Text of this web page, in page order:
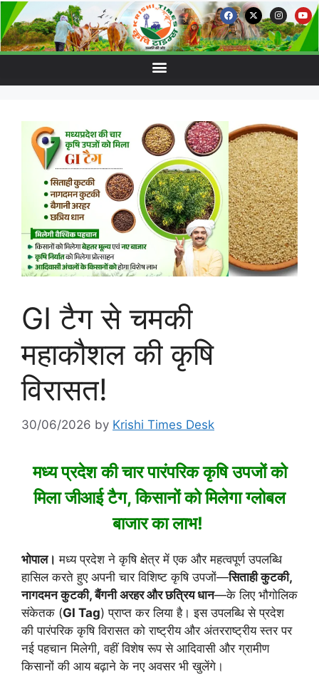
GI टैग से चमकी
महाकौशल की कृषि
विरासत!
30/06/2026 by Krishi Times Desk
मध्य प्रदेश की चार पारंपरिक कृषि उपजों को
मिला जीआई टैग, किसानों को मिलेगाग्लोबल
बाजार का लाभ!
भोपाल। मध्य प्रदेश ने कृषि क्षेत्र में एक और महत्वपूर्ण उपलब्धि
हासिल करते हुए अपनी चार विशिष्ट कृषि उपजों—सिताही कुटकी,
नागदमन कुटकी, बैंगनी अरहर और छत्रिय धान—के लिए भौगोलिक
संकेतक (GI Tag) प्राप्त कर लिया है। इस उपलब्धि से प्रदेश
की पारंपरिक कृषि विरासत को राष्ट्रीय और अंतरराष्ट्रीय स्तर पर
नई पहचान मिलेगी, वहीं विशेष रूप से आदिवासी और ग्रामीण
किसानों की आय बढ़ाने के नए अवसर भी खुलेंगे।